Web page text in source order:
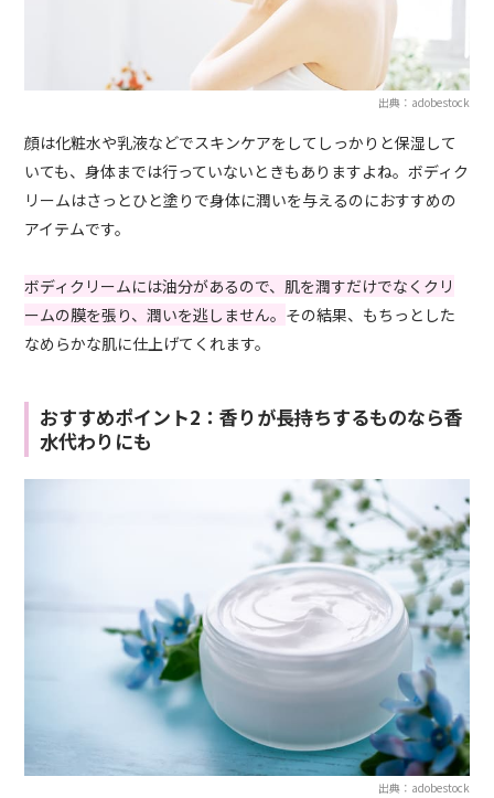
出典：adobestock
顔は化粧水や乳液などでスキンケアをしてしっかりと保湿して
いても、身体までは行っていないときもありますよね。ボディク
リームはさっとひと塗りで身体に潤いを与えるのにおすすめの
アイテムです。
ボディクリームには油分があるので、肌を潤すだけでなくクリ
ームの膜を張り、潤いを逃しません。 その結果、もちっとした
なめらかな肌に仕上げてくれます。
おすすめポイント2：香りが長持ちするものなら香
水代わりにも
出典：adobestock